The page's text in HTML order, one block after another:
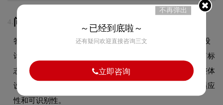
4. 问：NatuzziLOGO有什么独特之处？
答：Natuzzi品牌标志的最大特色在于Natuzzi纳图兹反白的设
计运用，这一视觉元素与品牌品牌属性紧密结合，既增强了标
志的视觉冲击力和记忆度，也使品牌形象更加鲜明突出。整体
设计在保持简约风格的同时，兼顾了在不同应用场景下的适应
性和可识别性。
不再弹出
～已经到底啦～
还有疑问欢迎直接咨询三文
立即咨询